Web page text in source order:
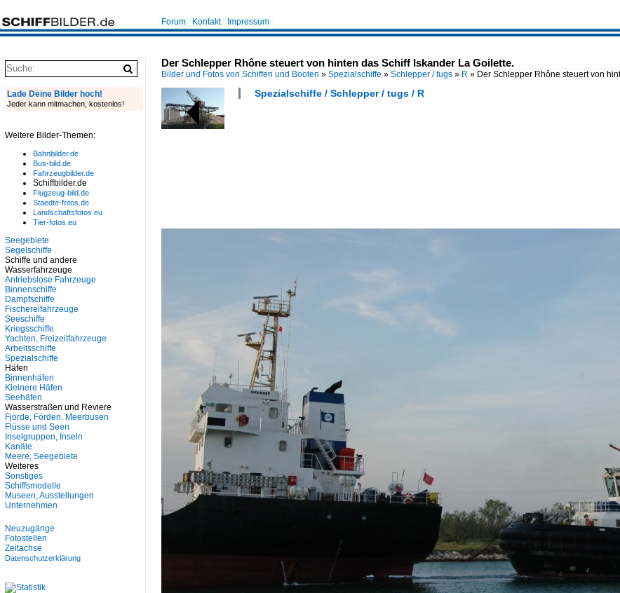
Forum Kontakt Impressum
Der Schlepper Rhône steuert von hinten das Schiff Iskander La Goilette.
Bilder und Fotos von Schiffen und Booten » Spezialschiffe » Schlepper / tugs » R » Der Schlepper Rhône steuert von
Spezialschiffe / Schlepper / tugs / R
Lade Deine Bilder hoch!
Jeder kann mitmachen, kostenlos!
Weitere Bilder-Themen:
Bahnbilder.de
Bus-bild.de
Fahrzeugbilder.de
Schiffbilder.de
Flugzeug-bild.de
Staedte-fotos.de
Landschaftsfotos.eu
Tier-fotos.eu
Seegebiete
Segelschiffe
Schiffe und andere
Wasserfahrzeuge
Antriebslose Fahrzeuge
Binnenschiffe
Dampfschiffe
Fischereifahrzeuge
Seeschiffe
Kriegsschiffe
Yachten, Freizeitfahrzeuge
Arbeitsschiffe
Spezialschiffe
Häfen
Binnenhäfen
Kleinere Häfen
Seehäfen
Wasserstraßen und Reviere
Fjorde, Förden, Meerbusen
Flüsse und Seen
Inselgruppen, Inseln
Kanäle
Meere, Seegebiete
Weiteres
Sonstiges
Schiffsmodelle
Museen, Ausstellungen
Unternehmen
Neuzugänge
Fotostellen
Zeitachse
Datenschutzerklärung